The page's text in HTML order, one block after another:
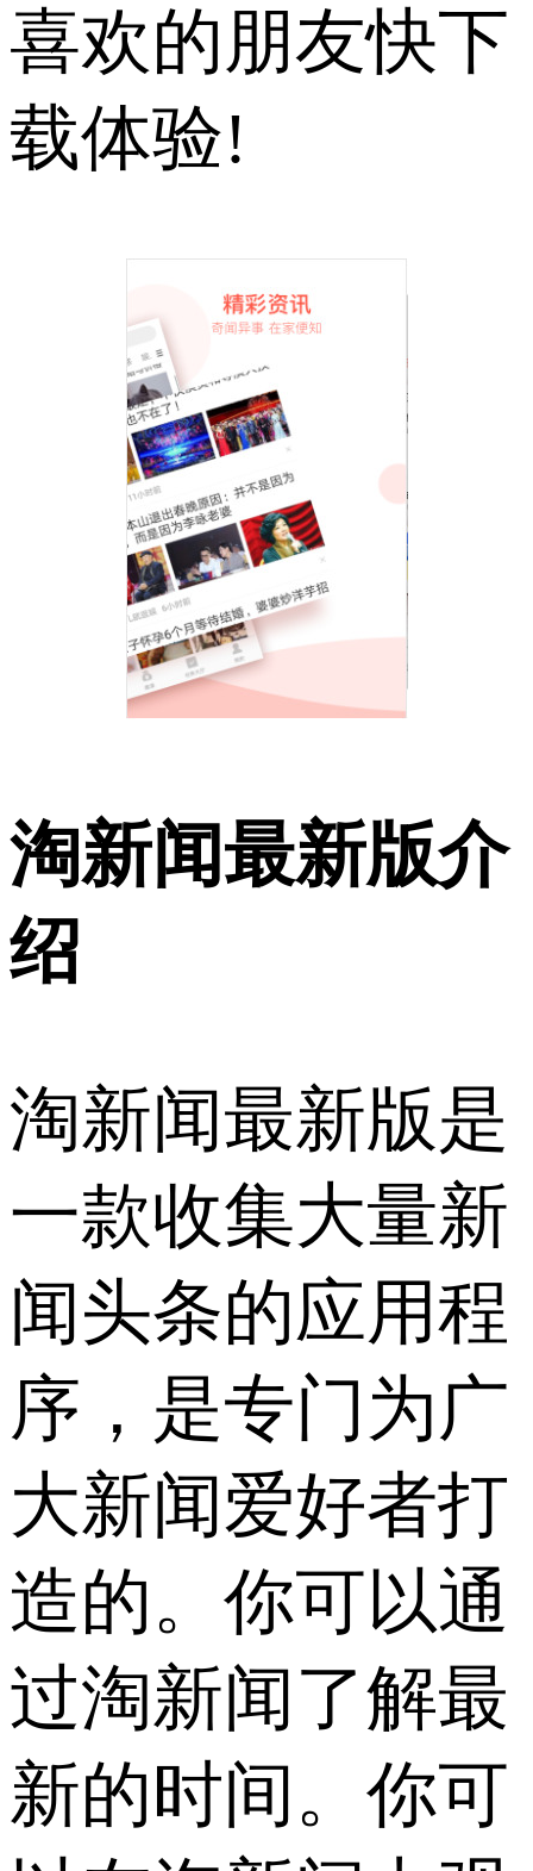
喜欢的朋友快下
载体验!
淘新闻最新版介
绍
淘新闻最新版是
一款收集大量新
闻头条的应用程
序，是专门为广
大新闻爱好者打
造的。你可以通
过淘新闻了解最
新的时间。你可